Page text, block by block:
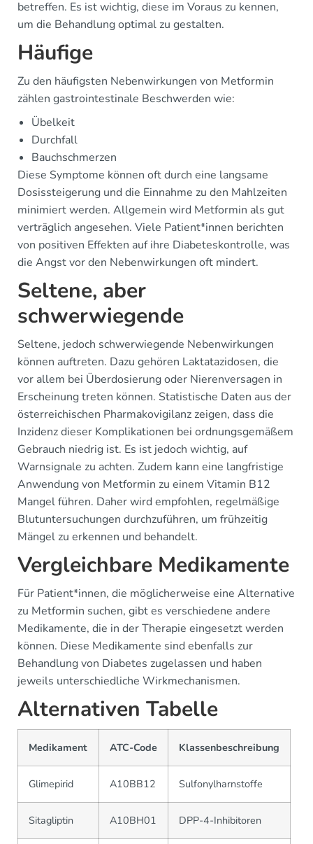
betreffen. Es ist wichtig, diese im Voraus zu kennen,
um die Behandlung optimal zu gestalten.
Häufige
Zu den häufigsten Nebenwirkungen von Metformin
zählen gastrointestinale Beschwerden wie:
Übelkeit
Durchfall
Bauchschmerzen
Diese Symptome können oft durch eine langsame
Dosissteigerung und die Einnahme zu den Mahlzeiten
minimiert werden. Allgemein wird Metformin als gut
verträglich angesehen. Viele Patient*innen berichten
von positiven Effekten auf ihre Diabeteskontrolle, was
die Angst vor den Nebenwirkungen oft mindert.
Seltene, aber
schwerwiegende
Seltene, jedoch schwerwiegende Nebenwirkungen
können auftreten. Dazu gehören Laktatazidosen, die
vor allem bei Überdosierung oder Nierenversagen in
Erscheinung treten können. Statistische Daten aus der
österreichischen Pharmakovigilanz zeigen, dass die
Inzidenz dieser Komplikationen bei ordnungsgemäßem
Gebrauch niedrig ist. Es ist jedoch wichtig, auf
Warnsignale zu achten. Zudem kann eine langfristige
Anwendung von Metformin zu einem Vitamin B12
Mangel führen. Daher wird empfohlen, regelmäßige
Blutuntersuchungen durchzuführen, um frühzeitig
Mängel zu erkennen und behandelt.
Vergleichbare Medikamente
Für Patient*innen, die möglicherweise eine Alternative
zu Metformin suchen, gibt es verschiedene andere
Medikamente, die in der Therapie eingesetzt werden
können. Diese Medikamente sind ebenfalls zur
Behandlung von Diabetes zugelassen und haben
jeweils unterschiedliche Wirkmechanismen.
Alternativen Tabelle
Medikament ATC-Code Klassenbeschreibung
Glimepirid A10BB12 Sulfonylharnstoffe
Sitagliptin A10BH01 DPP-4-Inhibitoren